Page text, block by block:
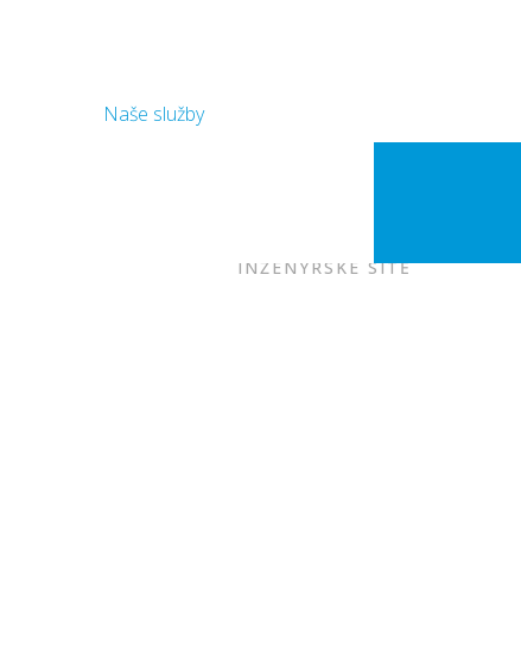
Naše služby
INŽENÝRSKÉ SÍTĚ